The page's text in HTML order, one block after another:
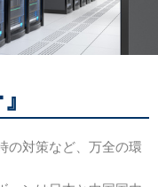
の対策など、万全の環